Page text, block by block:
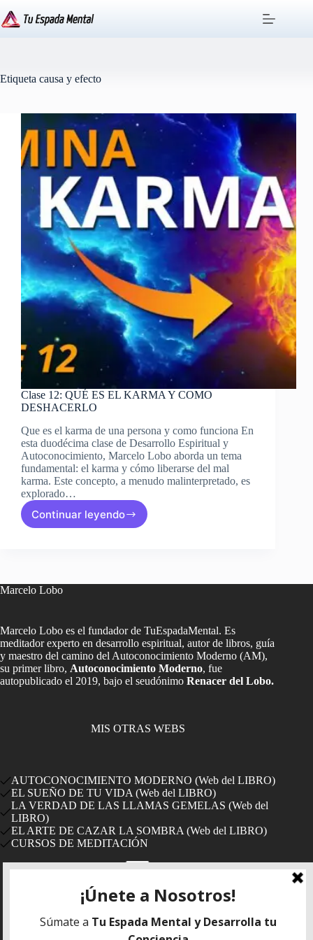
al
contenido
Etiqueta causa y efecto
Clase 12: QUÉ ES EL KARMA Y COMO
DESHACERLO
Que es el karma de una persona y como funciona En
esta duodécima clase de Desarrollo Espiritual y
Autoconocimiento, Marcelo Lobo aborda un tema
fundamental: el karma y cómo liberarse del mal
karma. Este concepto, a menudo malinterpretado, es
explorado…
Continuar leyendo
Clase
KARMA
DESHACERLO
Marcelo Lobo
Marcelo Lobo es el fundador de TuEspadaMental. Es
meditador experto en desarrollo espiritual, autor de libros, guía
y maestro del camino del Autoconocimiento Moderno (AM),
su primer libro, Autoconocimiento Moderno, fue
autopublicado el 2019, bajo el seudónimo Renacer del Lobo.
MIS OTRAS WEBS
AUTOCONOCIMIENTO MODERNO (Web del LIBRO)
EL SUEÑO DE TU VIDA (Web del LIBRO)
LA VERDAD DE LAS LLAMAS GEMELAS (Web del
LIBRO)
EL ARTE DE CAZAR LA SOMBRA (Web del LIBRO)
CURSOS DE MEDITACIÓN